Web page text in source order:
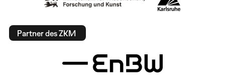
Partner des ZKM